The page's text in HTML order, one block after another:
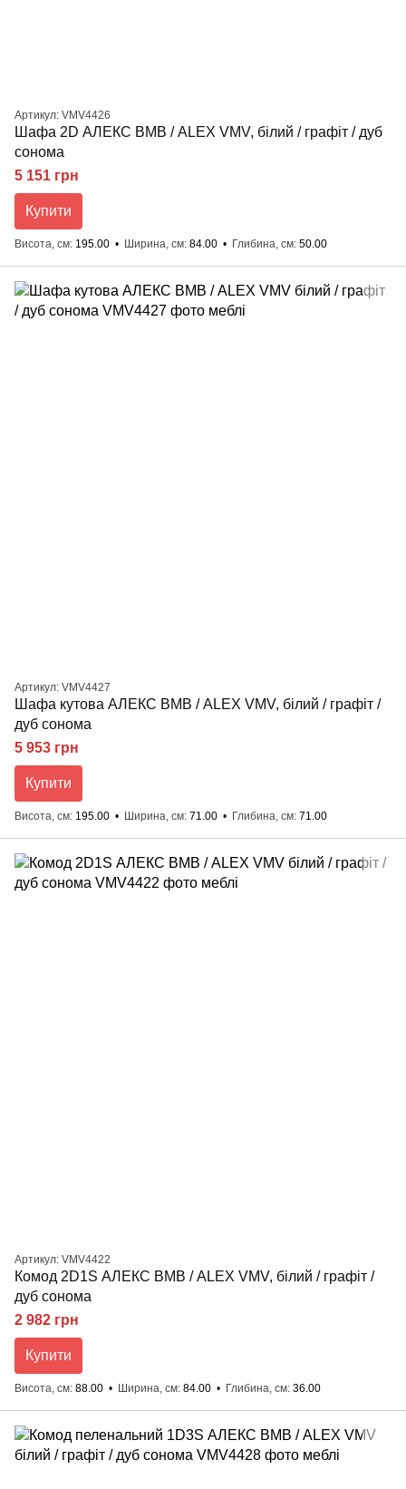
Артикул: VMV4426
Шафа 2D АЛЕКС ВМВ / ALEX VMV, білий / графіт / дуб
сонома
5 151 грн
Купити
Висота, см 195.00 Ширина, см 84.00 Глибина, см 50.00
Артикул: VMV4427
Шафа кутова АЛЕКС ВМВ / ALEX VMV, білий / графіт /
дуб сонома
5 953 грн
Купити
Висота, см 195.00 Ширина, см 71.00 Глибина, см 71.00
Артикул: VMV4422
Комод 2D1S АЛЕКС ВМВ / ALEX VMV, білий / графіт /
дуб сонома
2 982 грн
Купити
Висота, см 88.00 Ширина, см 84.00 Глибина, см 36.00